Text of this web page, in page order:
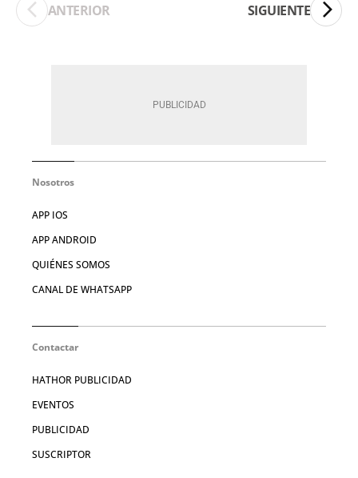
ANTERIOR SIGUIENTE
Nosotros
APP IOS
APP ANDROID
QUIÉNES SOMOS
CANAL DE WHATSAPP
Contactar
HATHOR PUBLICIDAD
EVENTOS
PUBLICIDAD
SUSCRIPTOR